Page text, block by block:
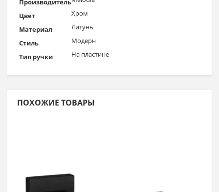
Производитель
Цвет
Хром
Материал
Латунь
Стиль
Модерн
Тип ручки
На пластине
ПОХОЖИЕ ТОВАРЫ